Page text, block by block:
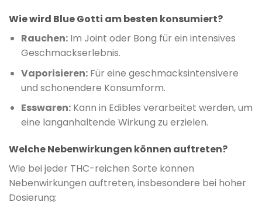
Wie wird Blue Gotti am besten konsumiert?
Rauchen:Im Joint oder Bong für ein intensives
Geschmackserlebnis.
Vaporisieren:Für eine geschmacksintensivere
und schonendere Konsumform.
Esswaren:Kann in Edibles verarbeitet werden, um
eine langanhaltende Wirkung zu erzielen.
Welche Nebenwirkungen können auftreten?
Wie bei jeder THC-reichen Sorte können
Nebenwirkungen auftreten, insbesondere bei hoher
Dosierung: